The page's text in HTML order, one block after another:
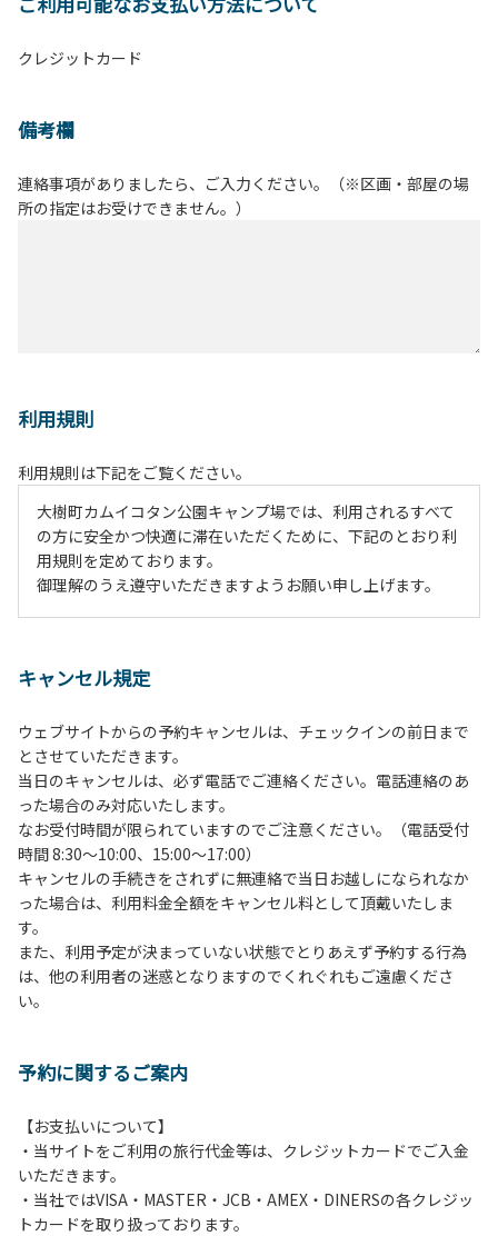
クレジットカード
備考欄
連絡事項がありましたら、ご入力ください。（※区画・部屋の場
所の指定はお受けできません。）
利用規則
利用規則は下記をご覧ください。
大樹町カムイコタン公園キャンプ場では、利用されるすべて
の方に安全かつ快適に滞在いただくために、下記のとおり利
用規則を定めております。
御理解のうえ遵守いただきますようお願い申し上げます。
２、中学生以下だけでの利用はできません。高校生以上の方
３、テントサイト（多目的広場を含む。）の使用は、事前に
予約いただいた方のみで、連泊の方を除き、正午からです。
基本的に、テント1張りにつき1区画の予約をお願いします。
管理棟にてチェックインの手続きを行ってください。午後3
時前にお越しの方は、午後3時になりましたら管理棟にて手
続きを行ってください。午後5時過ぎにお越しの方は、翌朝
手続きを行ってください。
４、車両は、荷物の積み下ろし時以外は、駐車場にとめてく
ださい。
５、チェックアウトは、午前10時まで（日帰り使用の場合は
午後5時まで）です。チェックインの手続きを行っていない
方や使用人数が増えた場合は、必ず手続きを行ってくださ
ら午前10時までの間にゴミステーションに出してください。
は、お持ち帰りをお願いします。
【禁止事項】
カラオケ、発電機、地面での直火による焚き火、キャンプフ
ァイヤー、打ち上げ式花火、テントサウナの設置
キャンセル規定
ウェブサイトからの予約キャンセルは、チェックインの前日まで
とさせていただきます。
当日のキャンセルは、必ず電話でご連絡ください。電話連絡のあ
った場合のみ対応いたします。
なお受付時間が限られていますのでご注意ください。（電話受付
時間 8:30～10:00、15:00～17:00）
キャンセルの手続きをされずに無連絡で当日お越しになられなか
った場合は、利用料金全額をキャンセル料として頂戴いたしま
す。
また、利用予定が決まっていない状態でとりあえず予約する行為
は、他の利用者の迷惑となりますのでくれぐれもご遠慮くださ
い。
予約に関するご案内
【お支払いについて】
・当サイトをご利用の旅行代金等は、クレジットカードでご入金
いただきます。
・当社ではVISA・MASTER・JCB・AMEX・DINERSの各クレジッ
トカードを取り扱っております。